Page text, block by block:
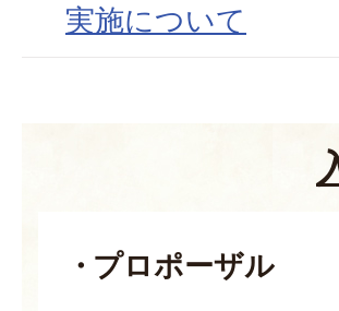
実施について
プロポーザル